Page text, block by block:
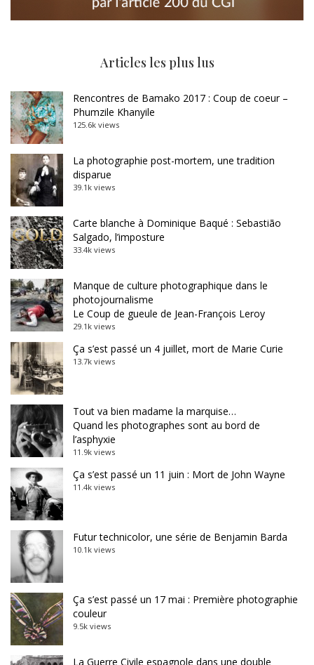
Articles les plus lus
Rencontres de Bamako 2017 : Coup de coeur –
Phumzile Khanyile
125.6k views
La photographie post-mortem, une tradition
disparue
39.1k views
Carte blanche à Dominique Baqué : Sebastião
Salgado, l’imposture
33.4k views
Manque de culture photographique dans le
photojournalisme
Le Coup de gueule de Jean-François Leroy
29.1k views
Ça s’est passé un 4 juillet, mort de Marie Curie
13.7k views
Tout va bien madame la marquise…
Quand les photographes sont au bord de
l’asphyxie
11.9k views
Ça s’est passé un 11 juin : Mort de John Wayne
11.4k views
Futur technicolor, une série de Benjamin Barda
10.1k views
Ça s’est passé un 17 mai : Première photographie
couleur
9.5k views
La Guerre Civile espagnole dans une double